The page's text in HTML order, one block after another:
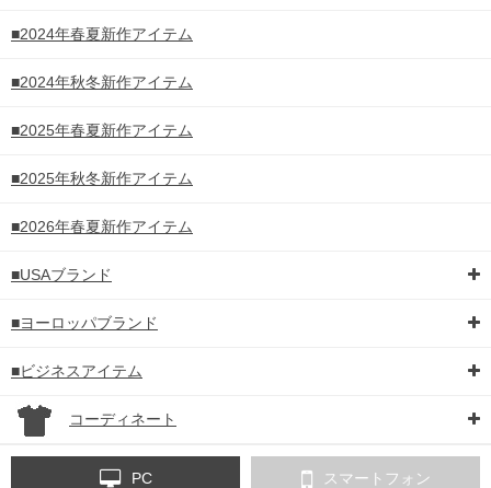
■2024年春夏新作アイテム
■2024年秋冬新作アイテム
■2025年春夏新作アイテム
■2025年秋冬新作アイテム
■2026年春夏新作アイテム
■USAブランド
■ヨーロッパブランド
■ビジネスアイテム
コーディネート
PC スマートフォン